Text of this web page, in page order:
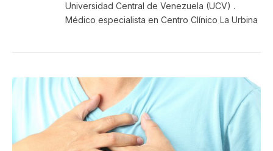
Universidad Central de Venezuela (UCV) .
Médico especialista en Centro Clínico La Urbina